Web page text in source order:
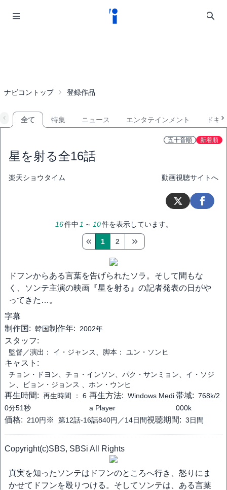
ナビコントップ 登録作品
全て 特集 ニュース エンタテインメント ドキ
五十音順 新着順
星を射る全16話
楽天ショウタイム 動画視聴サイトへ
16件中 1 ～ 10件を表示しています。
1 2
ドフンからある言葉を告げられたソラ。そして間もな
く、ソンテ主演の映画『星を射る』の記者発表の日がや
ってきた…。
字幕
制作国: 韓国制作年: 2002年
スタッフ:
監督／演出： イ・ジャンス、脚本： ユン・ソンヒ
キャスト:
チョン・ドヨン、チョ・インソン、パク・サンミョン、イ・ソジ
ン、ビョン・ジョンス 、ホン・ウンヒ
再生時間: 再生時間 ： 6
0分51秒
再生方法: Windows Medi
a Player
帯域: 768k/2
000k
価格: 210円 ※ 第12話-16話840円／14日間視聴期間: 3日間
Copyright(c)SBS, SBSi All Rights
真実を知ったソンテはドフンのところへ行き、怒りにま
かせてドフンを殴りつける。そしてソンテは、ある言葉